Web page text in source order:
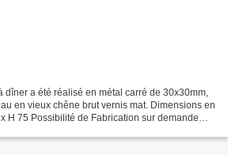
dîner a été réalisé en métal carré de 30x30mm,
en vieux chêne brut vernis mat. Dimensions en
H 75 Possibilité de Fabrication sur demande